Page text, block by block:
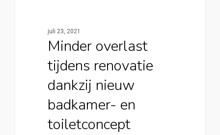
juli 23, 2021
Minder overlast
tijdens renovatie
dankzij nieuw
badkamer- en
toiletconcept